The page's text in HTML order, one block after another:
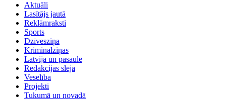
Aktuāli
Lasītājs jautā
Reklāmraksti
Sports
Dzīvesziņa
Kriminālziņas
Latvija un pasaulē
Redakcijas sleja
Veselība
Projekti
Tukumā un novadā